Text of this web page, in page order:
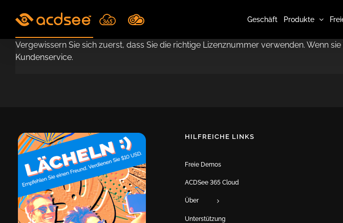
Geschäft Produkte
Vergewissern Sie sich zuerst, dass Sie die richtige Lizenznummer verwenden. Wenn
Kundenservice.
HILFREICHE LINKS
Freie Demos
ACDSee 365 Cloud
Über
Unterstützung